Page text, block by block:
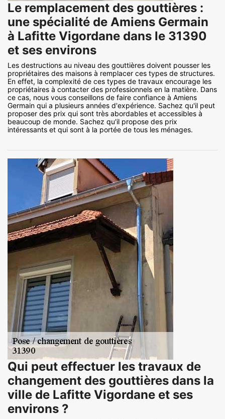
Le remplacement des gouttières :
une spécialité de Amiens Germain
à Lafitte Vigordane dans le 31390
et ses environs
Les destructions au niveau des gouttières doivent pousser les
propriétaires des maisons à remplacer ces types de structures.
En effet, la complexité de ces types de travaux encourage les
propriétaires à contacter des professionnels en la matière. Dans
ce cas, nous vous conseillons de faire confiance à Amiens
Germain qui a plusieurs années d'expérience. Sachez qu'il peut
proposer des prix qui sont très abordables et accessibles à
beaucoup de monde. Sachez qu'il propose des prix
intéressants et qui sont à la portée de tous les ménages.
Qui peut effectuer les travaux de
changement des gouttières dans la
ville de Lafitte Vigordane et ses
environs ?